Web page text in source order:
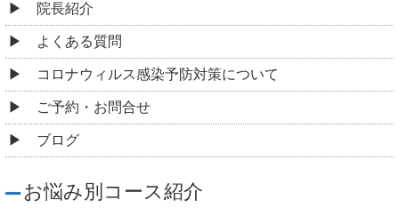
院長紹介
よくある質問
コロナウィルス感染予防対策について
ご予約・お問合せ
ブログ
お悩み別コース紹介